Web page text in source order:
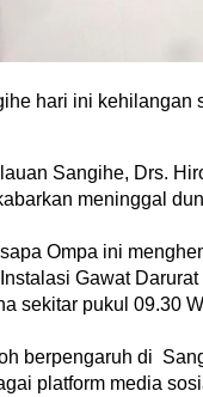
hari ini kehilangan
Sangihe, Drs.
meninggal
Ompa ini
Gawat Darurat
sekitar pukul 09.30
berpengaruh di
platform media